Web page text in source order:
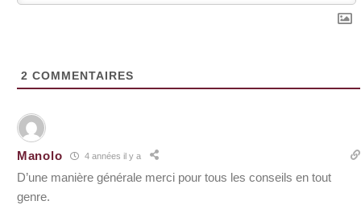
2 COMMENTAIRES
Manolo 4 années il y a
D’une manière générale merci pour tous les conseils en tout
genre.